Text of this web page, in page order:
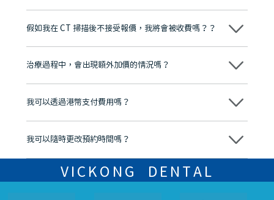
維港口腔踐行「醫道濟世」的大學校訓，各分院匯聚來自香港、內地的
牌」、「2025香港企業領袖品牌」，是諾貝爾種植系統全球放心植牙中
至今已服務超過三十個國家和地區的顧客，受到粵港澳大灣區及周邊城
市市民極高的口碑評價及信任推薦 珠海、深圳設有八大分院，香港亦設
有咨詢及服務保障中心，有任何問題都可以隨時預約免費咨詢，讓人十
假如我在 CT 掃描後不接受報價，我將會被收費嗎？？
不會！只要未開始實際服務之前，你不會被收取任何費用。
治療過程中，會出現額外加價的情況嗎？
不會，治療前我們會詳細說明治療方案及對應的價錢，顧客同意並簽字
我可以透過港幣支付費用嗎？
可以。維港口腔會按照當日匯率轉算收取費用，而匯率會及時告知客人
我可以隨時更改預約時間嗎？
可以，請盡早通過wechat或whatsapp聯絡我們，告知我們你原本預約
的時間及資料，並且重新預約的日期及時段
VICKONG DENTAL